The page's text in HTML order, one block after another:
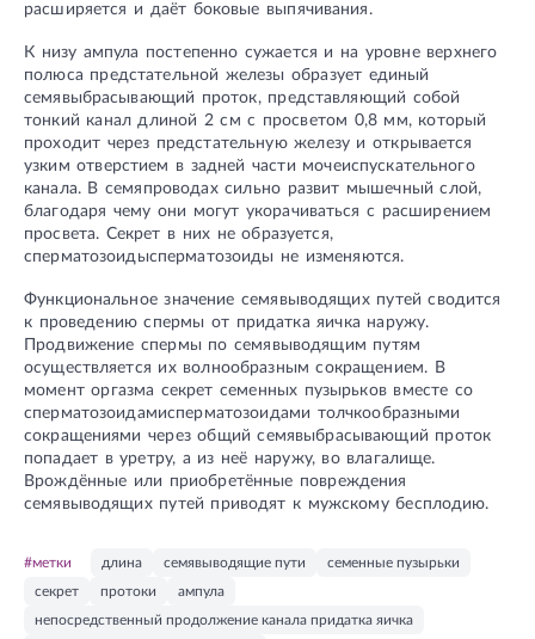
расширяется и даёт боковые выпячивания.
К низу ампула постепенно сужается и на уровне верхнего
полюса предстательной железы образует единый
семявыбрасывающий проток, представляющий собой
тонкий канал длиной 2 см с просветом 0,8 мм, который
проходит через предстательную железу и открывается
узким отверстием в задней части мочеиспускательного
канала. В семяпроводах сильно развит мышечный слой,
благодаря чему они могут укорачиваться с расширением
просвета. Секрет в них не образуется,
сперматозоидысперматозоиды не изменяются.
Функциональное значение семявыводящих путей сводится
к проведению спермы от придатка яичка наружу.
Продвижение спермы по семявыводящим путям
осуществляется их волнообразным сокращением. В
момент оргазма секрет семенных пузырьков вместе со
сперматозоидамисперматозоидами толчкообразными
сокращениями через общий семявыбрасывающий проток
попадает в уретру, а из неё наружу, во влагалище.
Врождённые или приобретённые повреждения
семявыводящих путей приводят к мужскому бесплодию.
#метки длина семявыводящие пути
семенные пузырьки
секрет
протоки
ампула
непосредственный продолжение канала придатка яичка